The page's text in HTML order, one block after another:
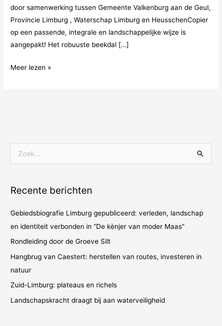
door samenwerking tussen Gemeente Valkenburg aan de Geul,
Provincie Limburg , Waterschap Limburg en HeusschenCopier
op een passende, integrale en landschappelijke wijze is
aangepakt! Het robuuste beekdal […]
Meer lezen »
k
n
Recente berichten
Gebiedsbiografie Limburg gepubliceerd: verleden, landschap
en identiteit verbonden in “De kènjer van moder Maas”
Rondleiding door de Groeve Silt
Hangbrug van Caestert: herstellen van routes, investeren in
natuur
Zuid-Limburg: plateaus en richels
Landschapskracht draagt bij aan waterveiligheid